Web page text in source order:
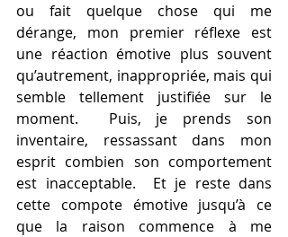
ou fait quelque chose qui me
dérange, mon premier réflexe est
une réaction émotive plus souvent
qu’autrement, inappropriée, mais qui
semble tellement justifiée sur le
moment.  Puis, je prends son
inventaire, ressassant dans mon
esprit combien son comportement
est inacceptable.  Et je reste dans
cette compote émotive jusqu’à ce
que la raison commence à me